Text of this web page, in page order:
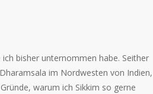
bisher unternommen habe. Seither
im Nordwesten von Indien,
warum ich Sikkim so gerne